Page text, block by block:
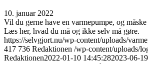
10. januar 2022
Vil du gerne have en varmepumpe, og
Læs her, hvad du må og ikke selv må gøre.
https://selvgjort.nu/wp-content/uploads/
417 736 Redaktionen /wp-content/uploads/
Redaktionen2022-01-10 14:45:282023-06-